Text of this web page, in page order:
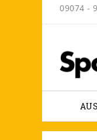
09074 -